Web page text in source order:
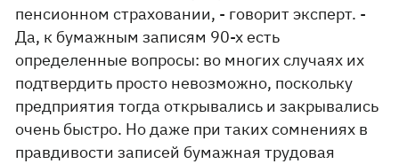
пенсионном страховании, - говорит эксперт. -
Да, к бумажным записям 90-х есть
определенные вопросы: во многих случаях их
подтвердить просто невозможно, поскольку
предприятия тогда открывались и закрывались
очень быстро. Но даже при таких сомнениях в
правдивости записей бумажная трудовая